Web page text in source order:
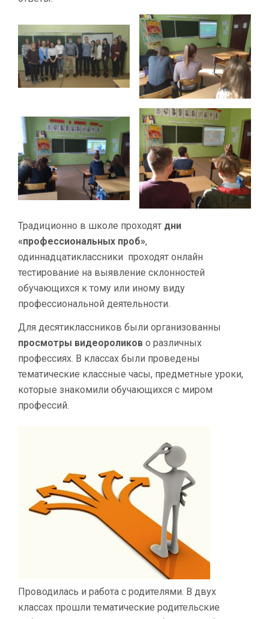
Традиционно в школе проходят дни
«профессиональных проб»,
одиннадцатиклассники проходят онлайн
тестирование на выявление склонностей
обучающихся к тому или иному виду
профессиональной деятельности.
Для десятиклассников были организованны
просмотры видеороликов о различных
профессиях. В классах были проведены
тематические классные часы, предметные уроки,
которые знакомили обучающихся с миром
профессий.
Проводилась и работа с родителями. В двух
классах прошли тематические родительские